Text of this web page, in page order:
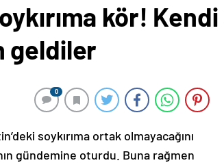
kör!
geldiler
0
soykırıma ortak olmayacağını
gündemine oturdu. Buna rağmen